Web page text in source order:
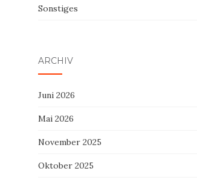
Sonstiges
ARCHIV
Juni 2026
Mai 2026
November 2025
Oktober 2025